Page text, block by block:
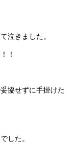
泣きました。
！
協せずに手掛けた
した。